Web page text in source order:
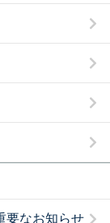
要なお知らせ